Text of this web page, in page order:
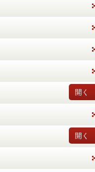
開く
開く